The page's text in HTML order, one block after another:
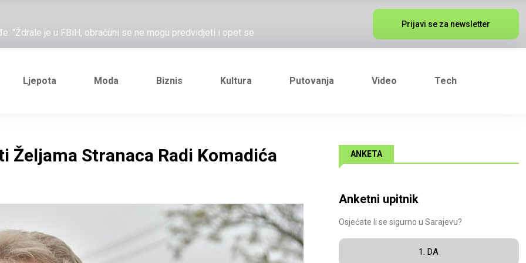
"Ždrale je u FBiH, obračuni se ne mogu predvidjeti i opet se
Željezničarov Karamarko
je general Izet Nanić, pogibijom je probio blokadu koja je
Prijavi se za newsletter
Ljepota Moda Biznis Kultura Putovanja Video Tech
Željama Stranaca Radi Komadića
ANKETA
Anketni upitnik
Osjećate li se sigurno u Sarajevu?
1. DA